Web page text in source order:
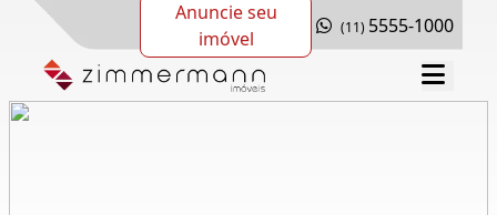
Anuncie seu
imóvel
(11) 5555-1000